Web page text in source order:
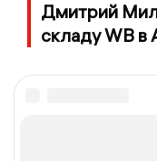
Дмитрий
складу WB в